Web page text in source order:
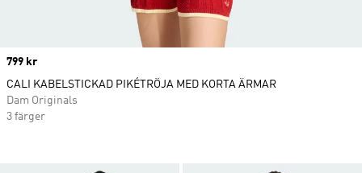
Price
799 kr
CALI KABELSTICKAD PIKÉTRÖJA MED KORTA ÄRMAR
Dam Originals
3 färger